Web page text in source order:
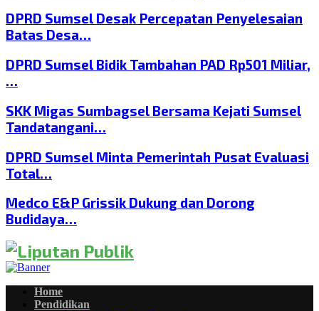
DPRD Sumsel Desak Percepatan Penyelesaian
Batas Desa…
DPRD Sumsel Bidik Tambahan PAD Rp501 Miliar,
…
SKK Migas Sumbagsel Bersama Kejati Sumsel
Tandatangani…
DPRD Sumsel Minta Pemerintah Pusat Evaluasi
Total…
Medco E&P Grissik Dukung dan Dorong
Budidaya…
Home
Pendidikan